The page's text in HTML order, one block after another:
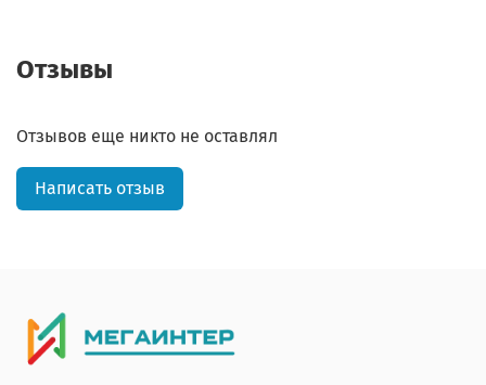
Отзывы
Отзывов еще никто не оставлял
Написать отзыв